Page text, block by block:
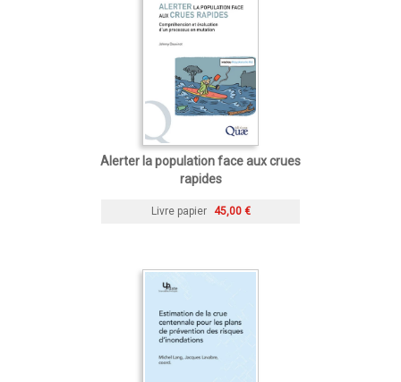
Alerter la population face aux crues
rapides
Livre papier 45,00 €